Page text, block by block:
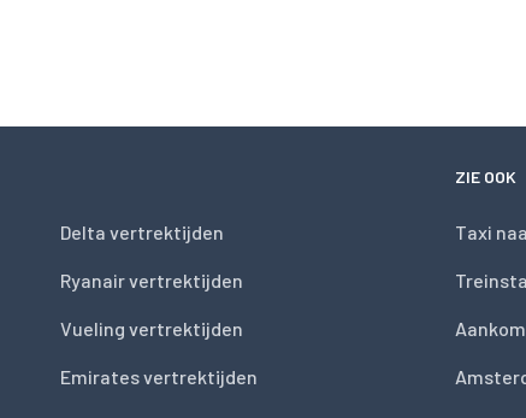
Delta vertrektijden
Ryanair vertrektijden
Vueling vertrektijden
Emirates vertrektijden
ZIE OOK
Taxi